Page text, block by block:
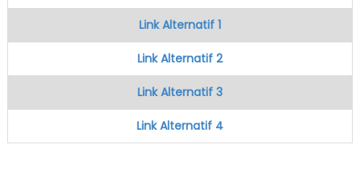
Link Alternatif 1
Link Alternatif 2
Link Alternatif 3
Link Alternatif 4